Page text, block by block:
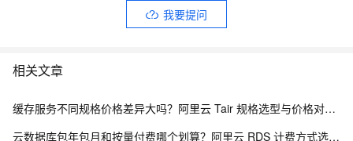
我要提问
相关文章
缓存服务不同规格价格差异大吗？阿里云 Tair 规格选型与价格对照指南
云数据库包年包月和按量付费哪个划算？阿里云 RDS 计费方式选型全解析